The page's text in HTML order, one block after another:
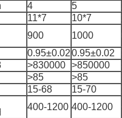
4 5
11*7 10*7
900 1000
0.95±0.020.95±0.02
>830000 >850000
>85 >85
15-68 15-70
400-1200 400-1200